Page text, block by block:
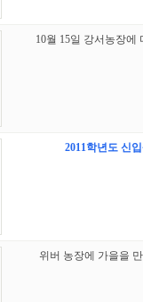
10월 15일 강서농장
2011학년도 신
위버 농장에 가을을